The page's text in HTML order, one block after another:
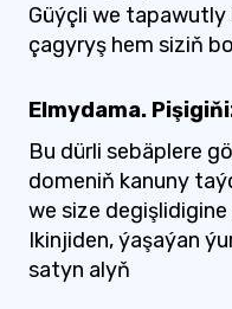
Güýçli we tapawutly
çagyryş hem siziň
Elmydama.
Bu dürli sebäplere
domeniň kanuny
we size
Ikinjiden, ýaşaýan
satyn alyň